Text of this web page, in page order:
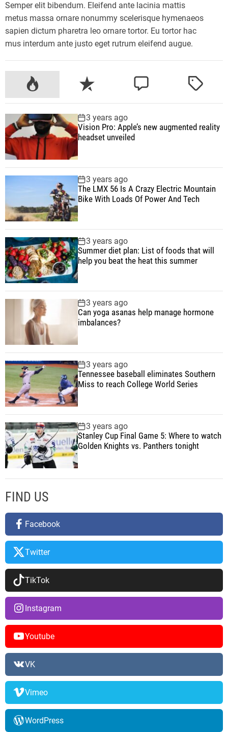
Semper elit bibendum. Eleifend ante lacinia mattis
metus massa ornare nonummy scelerisque hymenaeos
sapien dictum pharetra leo ornare tortor. Eu tortor hac
mus interdum ante justo eget rutrum eleifend augue.
P
u
a
r
R
e
n
e
T
e
3 years ago
Vision Pro: Apple’s new augmented reality
headset unveiled
3 years ago
The LMX 56 Is A Crazy Electric Mountain
Bike With Loads Of Power And Tech
3 years ago
Summer diet plan: List of foods that will
help you beat the heat this summer
3 years ago
Can yoga asanas help manage hormone
imbalances?
3 years ago
Tennessee baseball eliminates Southern
Miss to reach College World Series
3 years ago
Stanley Cup Final Game 5: Where to watch
Golden Knights vs. Panthers tonight
FIND US
Facebook
Twitter
TikTok
Instagram
Youtube
VK
Vimeo
WordPress